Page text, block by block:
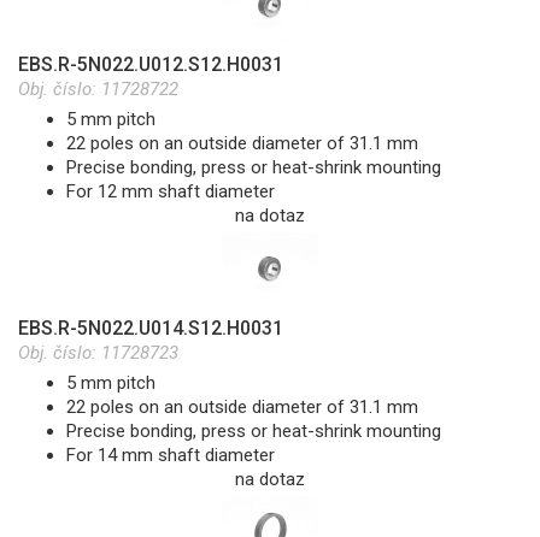
EBS.R-5N022.U012.S12.H0031
Obj. číslo: 11728722
5 mm pitch
22 poles on an outside diameter of 31.1 mm
Precise bonding, press or heat-shrink mounting
For 12 mm shaft diameter
na dotaz
EBS.R-5N022.U014.S12.H0031
Obj. číslo: 11728723
5 mm pitch
22 poles on an outside diameter of 31.1 mm
Precise bonding, press or heat-shrink mounting
For 14 mm shaft diameter
na dotaz